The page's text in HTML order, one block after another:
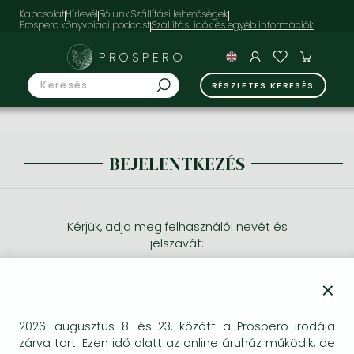
KapcsolatHírlevélRólunkSzállítási lehetőségek
Prospero könyvpiaci podcast
PROSPERO
RÉSZLETES KERESÉS
BEJELENTKEZÉS
Kérjük, adja meg felhasználói nevét és
jelszavát:
×
2026. augusztus 8. és 23. között a Prospero irodája
zárva tart. Ezen idő alatt az online áruház működik, de